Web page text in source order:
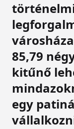
85,79
kitűnő
egy